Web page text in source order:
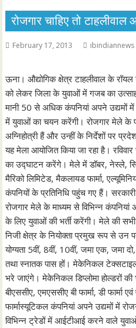
रोजगार चाहिए तो टाहलीवाल
February 17, 2013 ibindiannews
ऊना। औद्योगिक क्षेत्र टाहलीवाल के
को लेकर जिला के युवाओं में गजब का
मानी 50 से अधिक कंपनियां अपने उद्यमों
में युवाओं का चयन करेंगी। रोजगार मेले के
अग्निहोत्री हैं और उन्हीं के निर्देशों पर
यह मेला आयोजित किया जा रहा है।
का उद्घाटन करेंगे। मेले में डॉबर, नेस्ले,
मैरिको लिमिटेड, मैकलायड फार्मा,
कंपनियों के प्रतिनिधि पहुंच गए हैं।
रोजगार मेले के माध्यम से विभिन्न
के लिए युवाओं की भर्ती करेंगी। मेले की
निजी क्षेत्र के नियोक्ता प्रमुख रूप से उन
योग्यता 5वीं, 8वीं, 10वीं, जमा एक, जमा
तथा स्नातक पास हों। मेकेनिकल
भरे जाएंगे। मेकेनिकल डिप्लोमा होल्डरों
बीएससीए, एमएससीए बी फार्मा, डी फार्मा
फार्मास्यूटिकल कंपनियां अपने उद्यमों में
विभिन्न ट्रेडों में आईटीआई करने वाले